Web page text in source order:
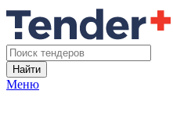
Найти
Меню